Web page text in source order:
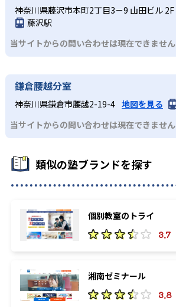
神奈川県藤沢市本町2丁目3－9 山田ビル 2F
藤沢駅
当サイトからの問い合わせは現在できません
鎌倉腰越分室
神奈川県鎌倉市腰越2-19-4 地図を見る
当サイトからの問い合わせは現在できません
類似の塾ブランドを探す
個別教室のトライ
3.7
湘南ゼミナール
3.8